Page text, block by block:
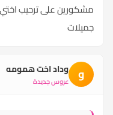
مشكورين على ترحيب
جميلات
و وداد اخت همومه
عروس جديدة